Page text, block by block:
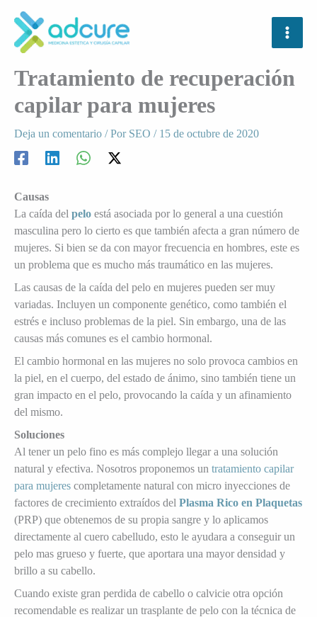
contenido
Tratamiento de recuperación
capilar para mujeres
Deja un comentario / Por SEO / 15 de octubre de 2020
Causas
La caída del pelo está asociada por lo general a una cuestión
masculina pero lo cierto es que también afecta a gran número de
mujeres. Si bien se da con mayor frecuencia en hombres, este es
un problema que es mucho más traumático en las mujeres.
Las causas de la caída del pelo en mujeres pueden ser muy
variadas. Incluyen un componente genético, como también el
estrés e incluso problemas de la piel. Sin embargo, una de las
causas más comunes es el cambio hormonal.
El cambio hormonal en las mujeres no solo provoca cambios en
la piel, en el cuerpo, del estado de ánimo, sino también tiene un
gran impacto en el pelo, provocando la caída y un afinamiento
del mismo.
Soluciones
Al tener un pelo fino es más complejo llegar a una solución
natural y efectiva. Nosotros proponemos un tratamiento capilar
para mujeres completamente natural con micro inyecciones de
factores de crecimiento extraídos del Plasma Rico en Plaquetas
(PRP) que obtenemos de su propia sangre y lo aplicamos
directamente al cuero cabelludo, esto le ayudara a conseguir un
pelo mas grueso y fuerte, que aportara una mayor densidad y
brillo a su cabello.
Cuando existe gran perdida de cabello o calvicie otra opción
recomendable es realizar un trasplante de pelo con la técnica de